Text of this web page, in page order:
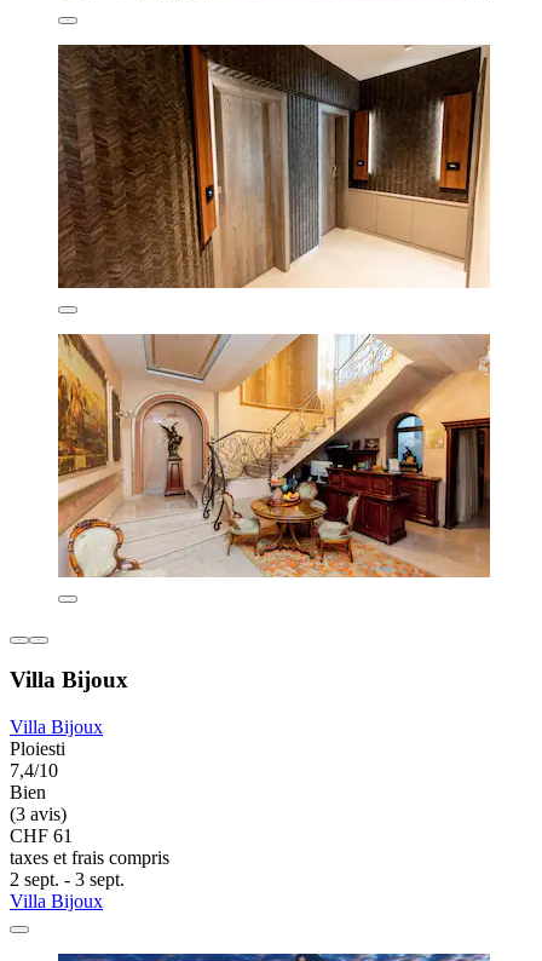
Villa Bijoux
Villa Bijoux
Ploiesti
7,4/10
Bien
(3 avis)
CHF 61
taxes et frais compris
2 sept. - 3 sept.
Villa Bijoux